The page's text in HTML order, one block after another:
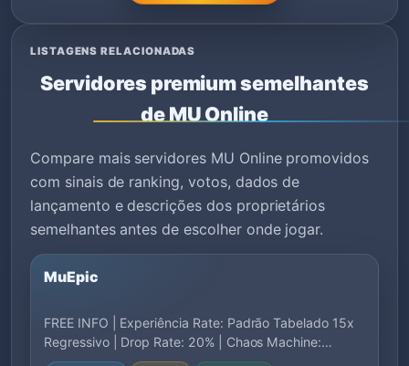
LISTAGENS RELACIONADAS
Servidores premium semelhantes
de MU Online
Compare mais servidores MU Online promovidos
com sinais de ranking, votos, dados de
lançamento e descrições dos proprietários
semelhantes antes de escolher onde jogar.
MuEpic
FREE INFO | Experiência Rate: Padrão Tabelado 15x
Regressivo | Drop Rate: 20% | Chaos Machine:…